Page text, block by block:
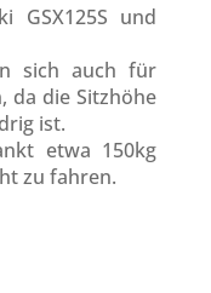
GSX125S und
sich auch für
da die Sitzhöhe
ist.
etwa 150kg
zu fahren.